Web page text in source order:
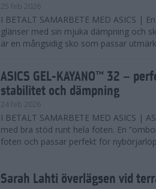
25 feb 2026
I BETALT SAMARBETE MED ASICS |
glänser med sin mjuka dämpning och
är en mångsidig sko som passar
ASICS GEL-KAYANO™ 32 –
stabilitet och dämpning
24 feb 2026
I BETALT SAMARBETE MED ASICS |
med bra stöd runt hela foten. En
foten och passar perfekt för
Sarah Lahti överlägsen vid